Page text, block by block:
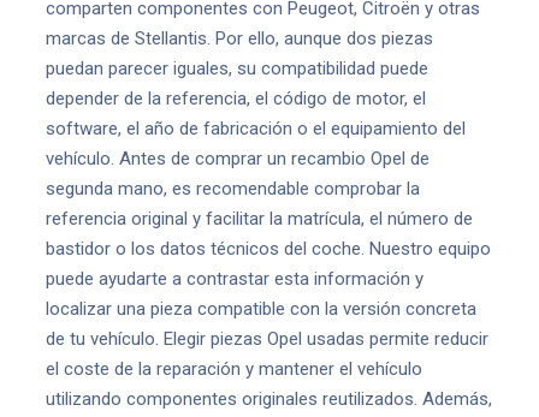
comparten componentes con Peugeot, Citroën y otras
marcas de Stellantis. Por ello, aunque dos piezas
puedan parecer iguales, su compatibilidad puede
depender de la referencia, el código de motor, el
software, el año de fabricación o el equipamiento del
vehículo. Antes de comprar un recambio Opel de
segunda mano, es recomendable comprobar la
referencia original y facilitar la matrícula, el número de
bastidor o los datos técnicos del coche. Nuestro equipo
puede ayudarte a contrastar esta información y
localizar una pieza compatible con la versión concreta
de tu vehículo. Elegir piezas Opel usadas permite reducir
el coste de la reparación y mantener el vehículo
utilizando componentes originales reutilizados. Además,